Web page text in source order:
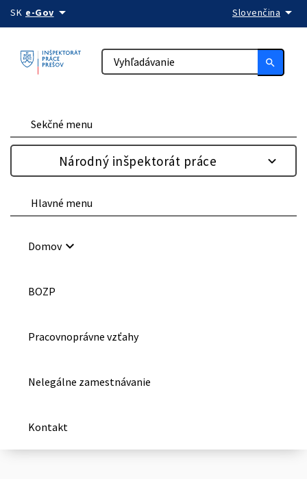
Preskočiť na obsah
SK e-Govarrow_drop_down Slovenčina arrow_drop_down
search
Sekčné menu
Národný inšpektorát práce
Hlavné menu
Domovkeyboard_arrow_down
BOZP
Pracovnoprávne vzťahy
Nelegálne zamestnávanie
Kontakt